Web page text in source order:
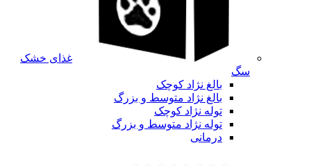
غذای خشک
سگ
بالغ نژاد کوچک
بالغ نژاد متوسط و بزرگ
توله نژاد کوچک
توله نژاد متوسط و بزرگ
درمانی